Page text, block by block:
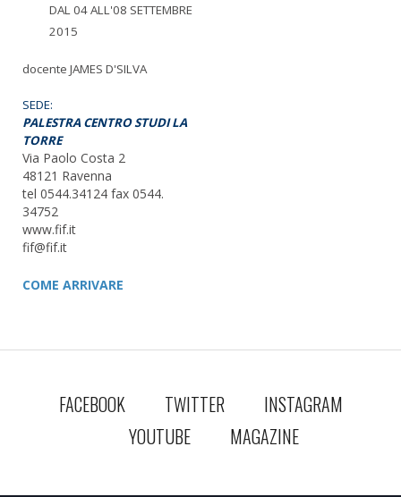
DAL 04 ALL'08 SETTEMBRE
2015
docente JAMES D'SILVA
SEDE:
PALESTRA CENTRO STUDI LA
TORRE
Via Paolo Costa 2
48121 Ravenna
tel 0544.34124 fax 0544.
34752
www.fif.it
fif@fif.it
COME ARRIVARE
FACEBOOK TWITTER
INSTAGRAM
YOUTUBE
MAGAZINE